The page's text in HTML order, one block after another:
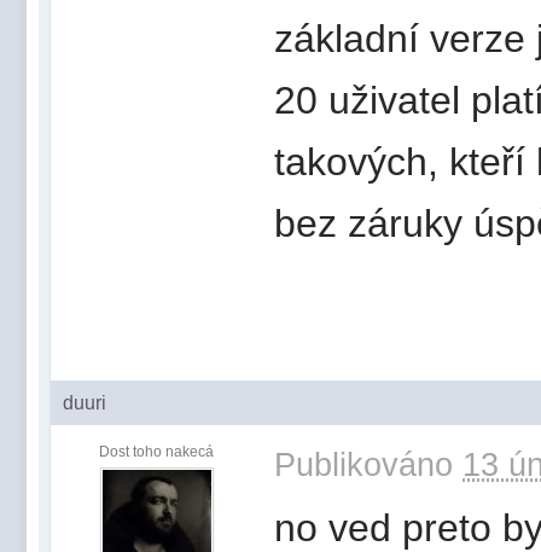
základní verze
20 uživatel
takových, kteří
bez záruky
duuri
Dost toho nakecá Publikováno 13
no ved preto